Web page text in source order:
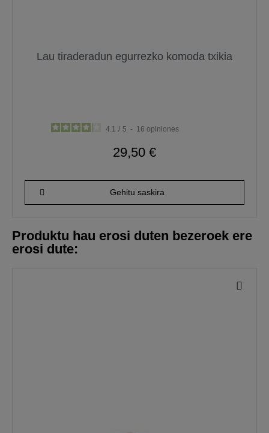
Lau tiraderadun egurrezko komoda txikia
4.1 / 5 - 16 opiniones
29,50 €
Gehitu saskira
Produktu hau erosi duten bezeroek ere
erosi dute: